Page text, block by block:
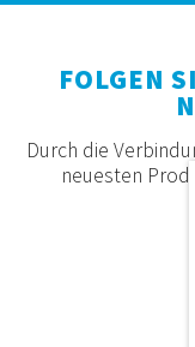
FOLGEN
Durch die
neuesten